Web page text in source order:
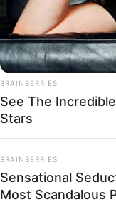
BRAINBERRIES
See The
Stars
BRAINBERRIES
Sensational
Most Scandalous